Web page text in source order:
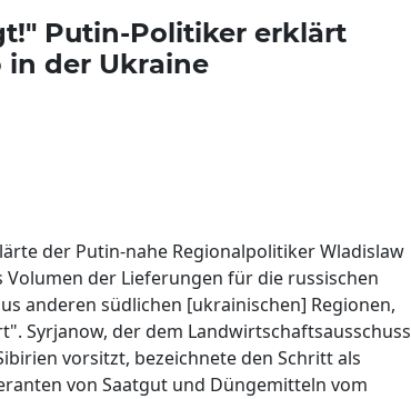
Putin-Politiker erklärt
der Ukraine
der Putin-nahe Regionalpolitiker Wladislaw
der Lieferungen für die russischen
anderen südlichen [ukrainischen] Regionen,
Syrjanow, der dem Landwirtschaftsausschuss
vorsitzt, bezeichnete den Schritt als
von Saatgut und Düngemitteln vom